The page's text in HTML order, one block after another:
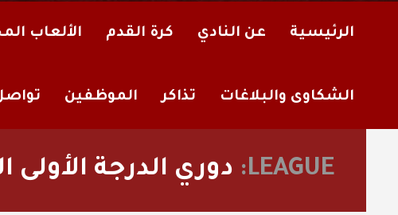
الرئيسية عن النادي كرة القدم الألعاب
الشكاوى والبلاغات تذاكر الموظفين
LEAGUE: دوري الدرجة